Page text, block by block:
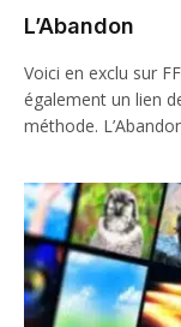
L’Abandon
Voici en exclu sur
également un lien
méthode.